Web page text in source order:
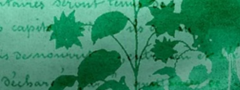
83
un professionnel de l'écrit à votre service pour tous